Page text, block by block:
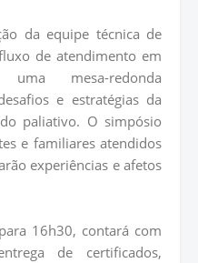
da equipe técnica de
de atendimento em
mesa-redonda
e estratégias da
paliativo. O simpósio
e familiares atendidos
experiências e afetos
16h30, contará com
de certificados,